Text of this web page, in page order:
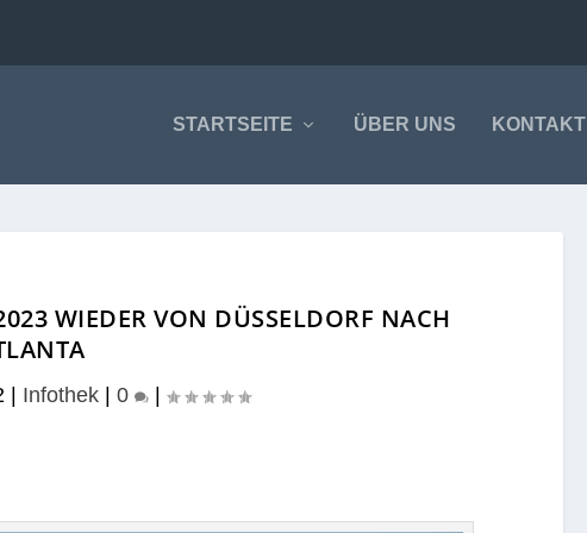
STARTSEITE ÜBER UNS KONTAKT
WIEDER VON DÜSSELDORF NACH
Infothek |0 |